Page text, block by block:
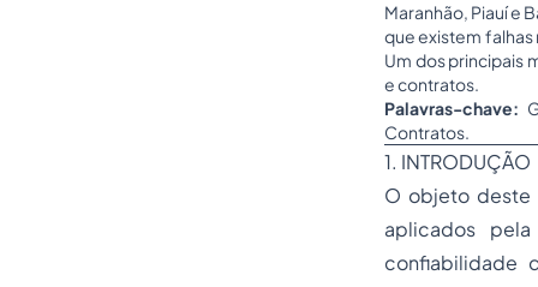
Maranhão, Piauí e
que existem
Um dos principais
e contratos.
Palavras-chave:
Contratos.
1. INTRODUÇÃO
O objeto deste
aplicados
confiabilidade